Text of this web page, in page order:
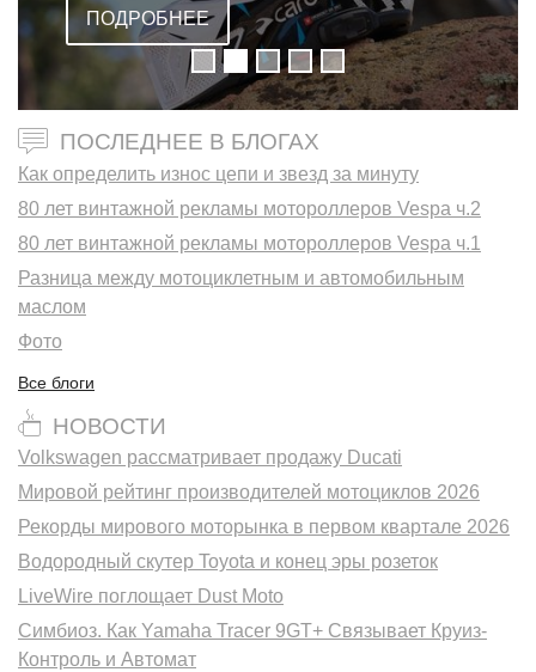
ПОДРОБНЕЕ
ПОСЛЕДНЕЕ В БЛОГАХ
Как определить износ цепи и звезд за минуту
80 лет винтажной рекламы мотороллеров Vespa ч.2
80 лет винтажной рекламы мотороллеров Vespa ч.1
Разница между мотоциклетным и автомобильным
маслом
Фото
Все блоги
НОВОСТИ
Volkswagen рассматривает продажу Ducati
Мировой рейтинг производителей мотоциклов 2026
Рекорды мирового моторынка в первом квартале 2026
Водородный скутер Toyota и конец эры розеток
LiveWire поглощает Dust Moto
Симбиоз. Как Yamaha Tracer 9GT+ Связывает Круиз-
Контроль и Автомат